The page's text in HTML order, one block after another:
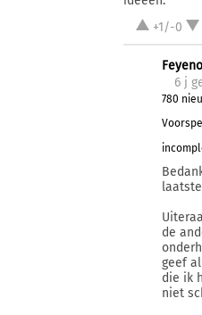
+1/-0
6 j
780
de
geef
die ik
niet